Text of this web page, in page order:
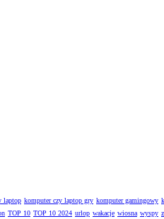
laptop komputer czy laptop gry komputer gamingowy
TOP 10 TOP 10 2024 urlop wakacje wiosna wyspy